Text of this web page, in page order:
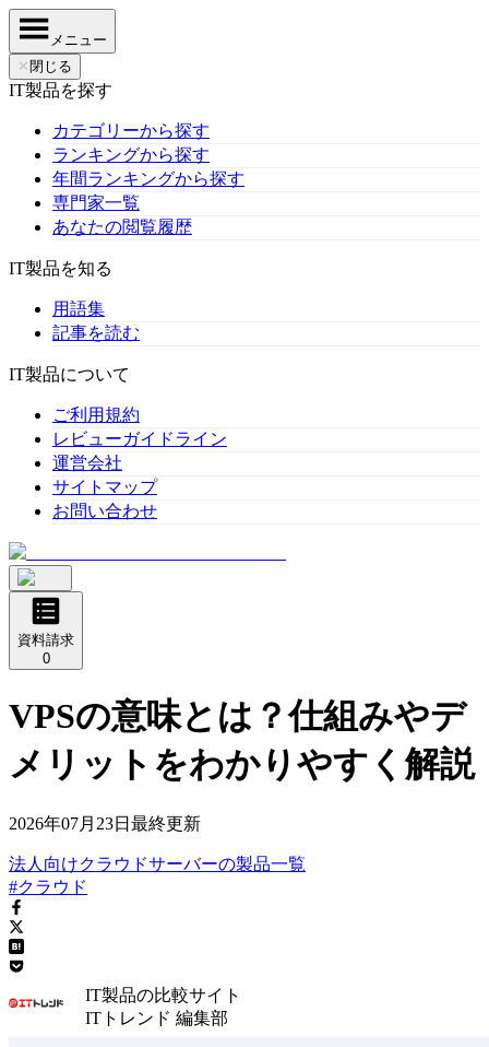
メニュー
✕ 閉じる
IT製品を探す
カテゴリーから探す
ランキングから探す
年間ランキングから探す
専門家一覧
あなたの閲覧履歴
IT製品を知る
用語集
記事を読む
IT製品について
ご利用規約
レビューガイドライン
運営会社
サイトマップ
お問い合わせ
資料請求
0
VPSの意味とは？仕組みやデ
メリットをわかりやすく解説
2026年07月23日 最終更新
法人向けクラウドサーバーの製品一覧
#クラウド
IT製品の比較サイト
ITトレンド 編集部